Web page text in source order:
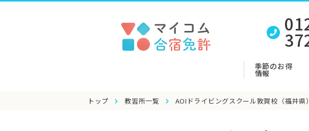
季節のお得
情報
トップ 教習所一覧 AOIドライビングスクール敦賀校（福井県）